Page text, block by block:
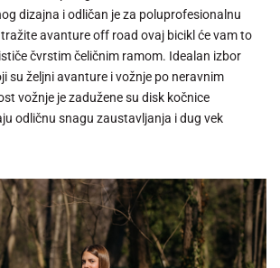
dizajna i odličan je za poluprofesionalnu
avanture off road ovaj bicikl će vam to
čvrstim čeličnim ramom. Idealan izbor
su željni avanture i vožnje po neravnim
vožnje je zadužene su disk kočnice
odličnu snagu zaustavljanja i dug vek